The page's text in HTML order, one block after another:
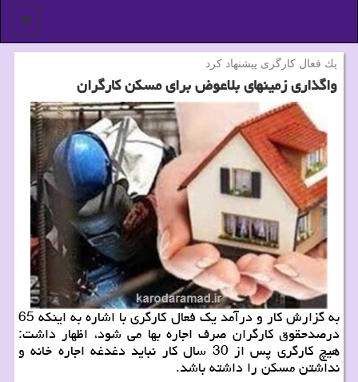
منو
یك فعال كارگری پیشنهاد كرد
واگذاری زمینهای بلاعوض برای مسكن كارگران
به گزارش كار و درآمد یك فعال كارگری با اشاره به اینكه 65
درصدحقوق كارگران صرف اجاره بها می شود، اظهار داشت:
هیچ كارگری پس از 30 سال كار نباید دغدغه اجاره خانه و
نداشتن مسكن را داشته باشد.